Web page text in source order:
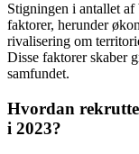
Stigningen i antallet
faktorer, herunder
rivalisering om
Disse faktorer skaber
samfundet.
Hvordan
i 2023?